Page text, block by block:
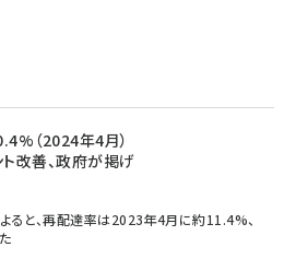
（2024年4月）
改善、政府が掲げ
ると、再配達率は2023年4月に約11.4%、